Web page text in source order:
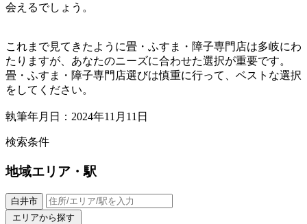
会えるでしょう。
これまで見てきたように畳・ふすま・障子専門店は多岐にわ
たりますが、あなたのニーズに合わせた選択が重要です。
畳・ふすま・障子専門店選びは慎重に行って、ベストな選択
をしてください。
執筆年月日：2024年11月11日
検索条件
地域エリア・駅
白井市
エリアから探す